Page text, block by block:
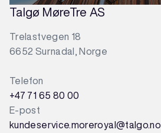
Talgø MøreTre AS
Trelastvegen 18
6652 Surnadal, Norge
Telefon
+47 71 65 80 00
E-post
kundeservice.moreroyal@talgo.no